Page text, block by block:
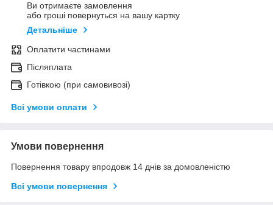
Ви отримаєте замовлення
або гроші повернуться на вашу картку
Детальніше
Оплатити частинами
Післяплата
Готівкою (при самовивозі)
Всі умови оплати
Умови повернення
Повернення товару впродовж 14 днів за домовленістю
Всі умови повернення